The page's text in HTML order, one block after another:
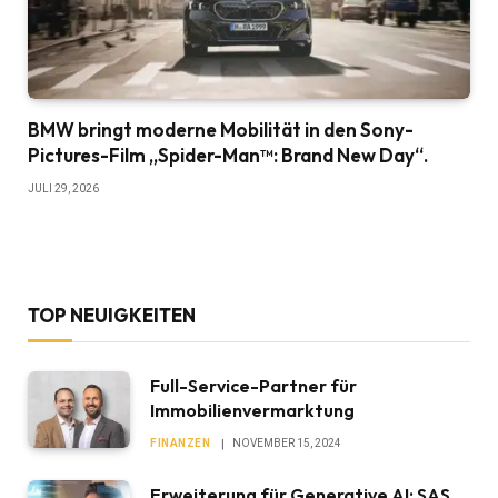
BMW bringt moderne Mobilität in den Sony-
Pictures-Film „Spider-Man™: Brand New Day“.
JULI 29, 2026
TOP NEUIGKEITEN
Full-Service-Partner für
Immobilienvermarktung
FINANZEN NOVEMBER 15, 2024